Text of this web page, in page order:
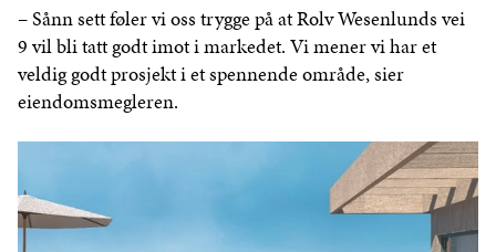
– Sånn sett føler vi oss trygge på at Rolv Wesenlunds vei
9 vil bli tatt godt imot i markedet. Vi mener vi har et
veldig godt prosjekt i et spennende område, sier
eiendomsmegleren.